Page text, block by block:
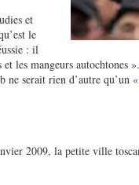
et
le
: il
les mangeurs autochtones
ne serait rien d’autre qu’un
2009, la petite ville